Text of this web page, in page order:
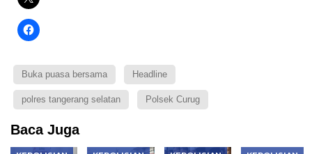
Buka puasa bersama Headline
polres tangerang selatan Polsek Curug
Baca Juga